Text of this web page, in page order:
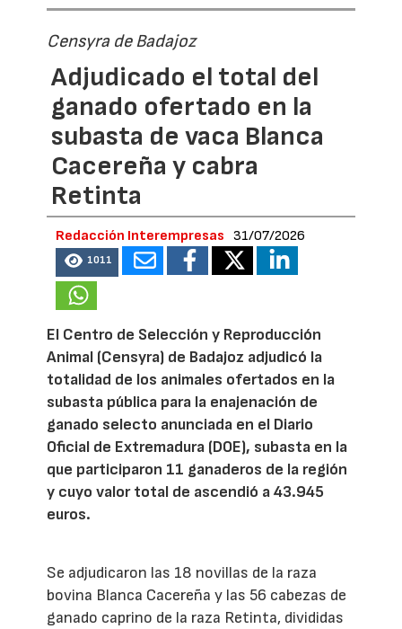
Censyra de Badajoz
Adjudicado el total del
ganado ofertado en la
subasta de vaca Blanca
Cacereña y cabra
Retinta
Redacción Interempresas 31/07/2026
1011
El Centro de Selección y Reproducción
Animal (Censyra) de Badajoz adjudicó la
totalidad de los animales ofertados en la
subasta pública para la enajenación de
ganado selecto anunciada en el Diario
Oficial de Extremadura (DOE), subasta en la
que participaron 11 ganaderos de la región
y cuyo valor total de ascendió a 43.945
euros.
Se adjudicaron las 18 novillas de la raza
bovina Blanca Cacereña y las 56 cabezas de
ganado caprino de la raza Retinta, divididas